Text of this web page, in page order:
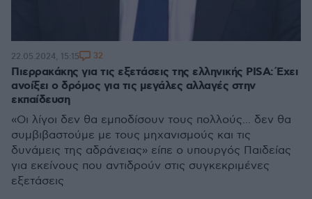
Πιερρακάκης για τις εξετάσεις της ελληνικής PISA: Έχει
ανοίξει ο δρόμος για τις μεγάλες αλλαγές στην
εκπαίδευση
«Οι λίγοι δεν θα εμποδίσουν τους πολλούς... δεν θα
συμβιβαστούμε με τους μηχανισμούς και τις
δυνάμεις της αδράνειας» είπε ο υπουργός Παιδείας
για εκείνους που αντιδρούν στις συγκεκριμένες
εξετάσεις
22.05.2024, 15:15 32